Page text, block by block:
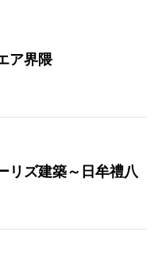
ア界隈
リズ建築～日牟禮八